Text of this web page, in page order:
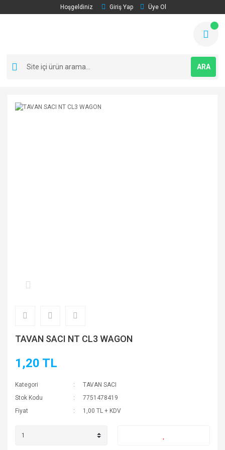
Hoşgeldiniz Giriş Yap Üye Ol
ARA
TAVAN SACI NT CL3 WAGON
1,20 TL
Kategori
TAVAN SACI
Stok Kodu
7751478419
Fiyat
1,00 TL + KDV